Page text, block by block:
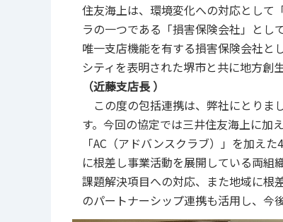
住友海上は、環境変化への対応として
ラの一つである「損害保険会社」とし
唯一支店機能を有する損害保険会社と
シティを表明された堺市と共に地方創
（近藤支店長 ）
この度の包括連携は、弊社にとりま
す。今回の協定では三井住友海上に加
「AC（アドバンスクラブ）」を加え
に根差し事業活動を展開している両組
課題解決項目への対応、また地域に根
のパートナーシップ連携も活用し、今